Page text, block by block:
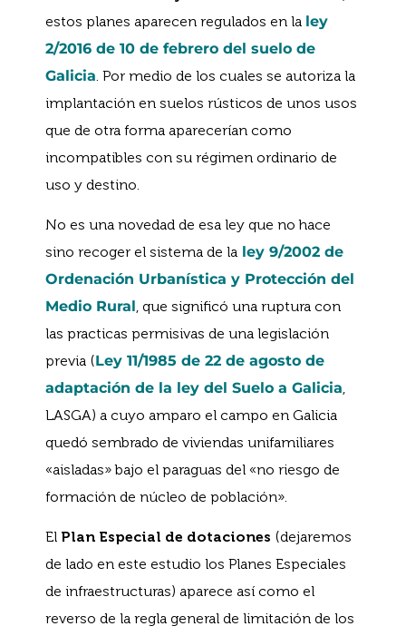
estos planes aparecen regulados en la ley
2/2016 de 10 de febrero del suelo de
Galicia . Por medio de los cuales se autoriza la
implantación en suelos rústicos de unos usos
que de otra forma aparecerían como
incompatibles con su régimen ordinario de
uso y destino.
No es una novedad de esa ley que no hace
sino recoger el sistema de la ley 9/2002 de
Ordenación Urbanística y Protección del
Medio Rural, que significó una ruptura con
las practicas permisivas de una legislación
previa (Ley 11/1985 de 22 de agosto de
adaptación de la ley del Suelo a Galicia,
LASGA) a cuyo amparo el campo en Galicia
quedó sembrado de viviendas unifamiliares
«aisladas» bajo el paraguas del «no riesgo de
formación de núcleo de población».
El Plan Especial de dotaciones (dejaremos
de lado en este estudio los Planes Especiales
de infraestructuras) aparece así como el
reverso de la regla general de limitación de los